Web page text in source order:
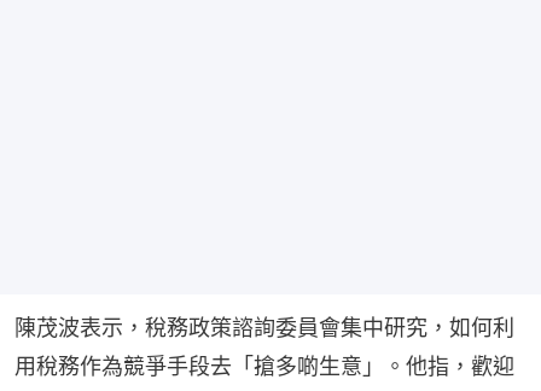
陳茂波表示，稅務政策諮詢委員會集中研究，如何利
用稅務作為競爭手段去「搶多啲生意」。他指，歡迎